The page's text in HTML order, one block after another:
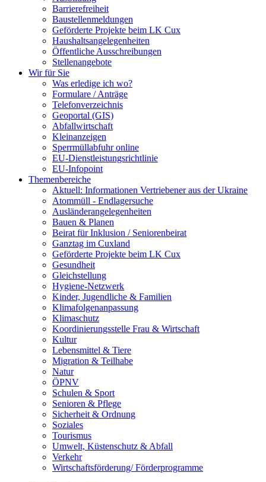
Barrierefreiheit
Baustellenmeldungen
Geförderte Projekte beim LK Cux
Haushaltsangelegenheiten
Öffentliche Ausschreibungen
Stellenangebote
Wir für Sie
Was erledige ich wo?
Formulare / Anträge
Telefonverzeichnis
Geoportal (GIS)
Abfallwirtschaft
Kleinanzeigen
Sperrmüllabfuhr online
EU-Dienstleistungsrichtlinie
EU-Infopoint
Themenbereiche
Aktuell: Informationen Vertriebener aus der Ukraine
Atommüll - Endlagersuche
Ausländerangelegenheiten
Bauen & Planen
Beirat für Inklusion / Seniorenbeirat
Ganztag im Cuxland
Geförderte Projekte beim LK Cux
Gesundheit
Gleichstellung
Hygiene-Netzwerk
Kinder, Jugendliche & Familien
Klimafolgenanpassung
Klimaschutz
Koordinierungsstelle Frau & Wirtschaft
Kultur
Lebensmittel & Tiere
Migration & Teilhabe
Natur
ÖPNV
Schulen & Sport
Senioren & Pflege
Sicherheit & Ordnung
Soziales
Tourismus
Umwelt, Küstenschutz & Abfall
Verkehr
Wirtschaftsförderung/ Förderprogramme